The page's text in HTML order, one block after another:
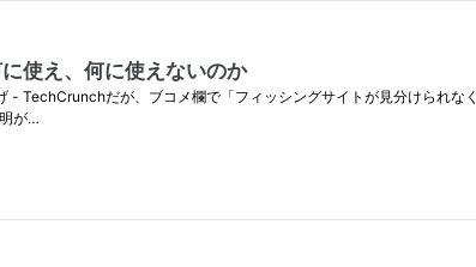
使え、何に使えないのか
だが、ブコメ欄で「フィッシングサイトが見分けられな
が…